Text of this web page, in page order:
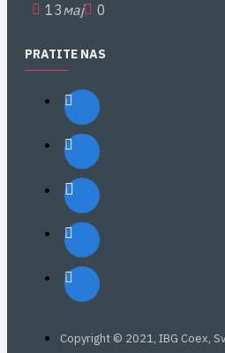
13мај 0
PRATITE NAS
Copyright © 2021, IBG Coex,